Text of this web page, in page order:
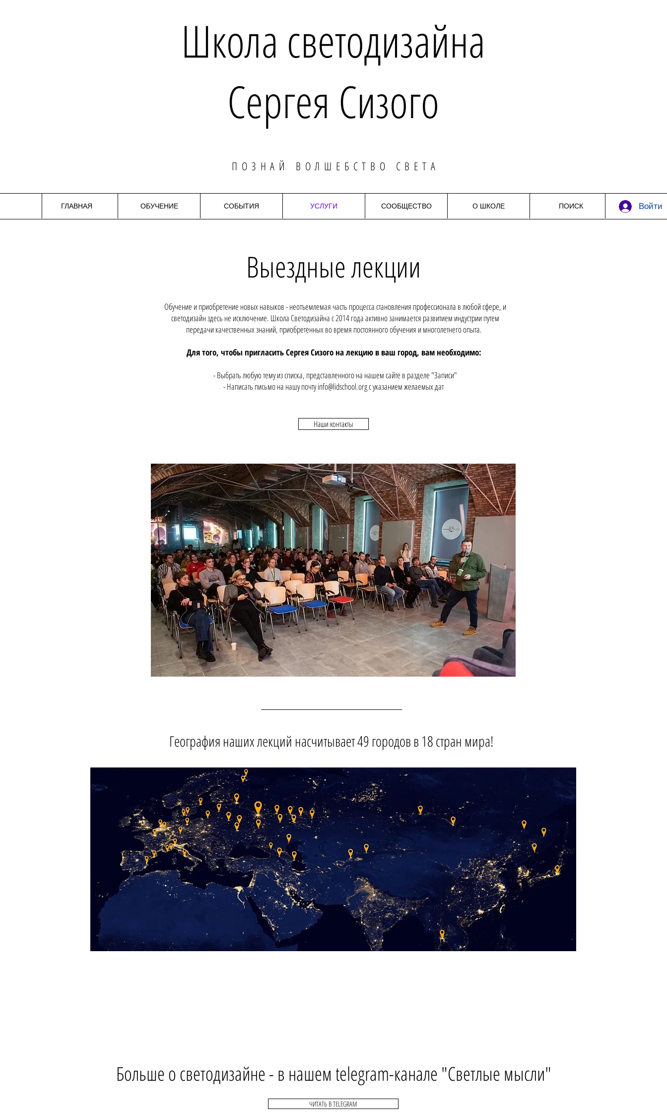
Школа светодизайна
Сергея Сизого
ПОЗНАЙ ВОЛШЕБСТВО СВЕТА
ГЛАВНАЯ ОБУЧЕНИЕ СОБЫТИЯ УСЛУГИ СООБЩЕСТВО О ШКОЛЕ ПОИСК Войти
Выездные лекции
Обучение и приобретение новых навыков - неотъемлемая часть процесса становления профессионала в любой сфере, и
светодизайн здесь не исключение. Школа Светодизайна с 2014 года активно занимается развитием индустрии путем
передачи качественных знаний, приобретенных во время постоянного обучения и многолетнего опыта.
Для того, чтобы пригласить Сергея Сизого на лекцию в ваш город, вам необходимо:
- Выбрать любую тему из списка, представленного на нашем сайте в разделе "Записи"
- Написать письмо на нашу почтуinfo@lidschool.orgс указанием желаемых дат
Наши контакты
География наших лекций насчитывает 49 городов в 18 стран мира!
Больше о светодизайне - в нашем telegram-канале "Светлые мысли"
ЧИТАТЬ В TELEGRAM